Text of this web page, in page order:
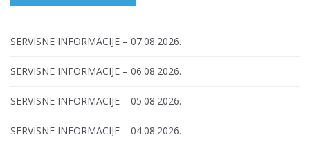
SERVISNE INFORMACIJE – 07.08.2026.
SERVISNE INFORMACIJE – 06.08.2026.
SERVISNE INFORMACIJE – 05.08.2026.
SERVISNE INFORMACIJE – 04.08.2026.